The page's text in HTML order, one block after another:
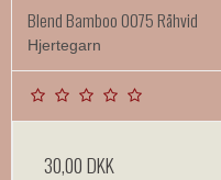
Blend Bamboo 0075 Råhvid
Hjertegarn
30,00 DKK